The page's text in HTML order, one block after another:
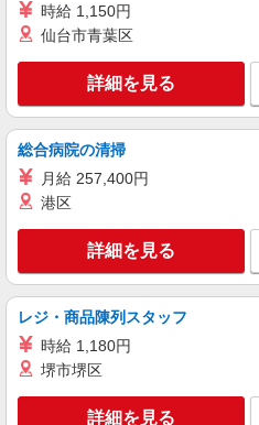
時給 1,150円
仙台市青葉区
詳細を見る
総合病院の清掃
月給 257,400円
港区
詳細を見る
レジ・商品陳列スタッフ
時給 1,180円
堺市堺区
詳細を見る